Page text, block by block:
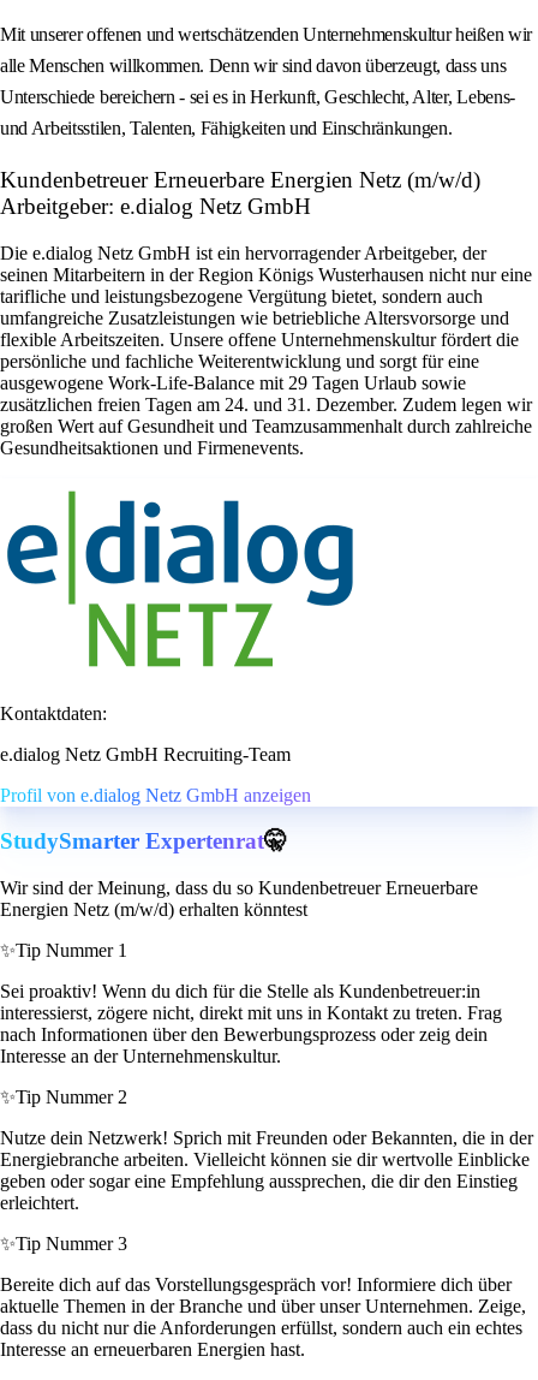
Mit unserer offenen und wertschätzenden Unternehmenskultur heißen wir
alle Menschen willkommen. Denn wir sind davon überzeugt, dass uns
Unterschiede bereichern - sei es in Herkunft, Geschlecht, Alter, Lebens-
und Arbeitsstilen, Talenten, Fähigkeiten und Einschränkungen.
Kundenbetreuer Erneuerbare Energien Netz (m/w/d)
Arbeitgeber: e.dialog Netz GmbH
Die e.dialog Netz GmbH ist ein hervorragender Arbeitgeber, der
seinen Mitarbeitern in der Region Königs Wusterhausen nicht nur eine
tarifliche und leistungsbezogene Vergütung bietet, sondern auch
umfangreiche Zusatzleistungen wie betriebliche Altersvorsorge und
flexible Arbeitszeiten. Unsere offene Unternehmenskultur fördert die
persönliche und fachliche Weiterentwicklung und sorgt für eine
ausgewogene Work-Life-Balance mit 29 Tagen Urlaub sowie
zusätzlichen freien Tagen am 24. und 31. Dezember. Zudem legen wir
großen Wert auf Gesundheit und Teamzusammenhalt durch zahlreiche
Gesundheitsaktionen und Firmenevents.
Kontaktdaten:
e.dialog Netz GmbH Recruiting-Team
Profil von e.dialog Netz GmbH anzeigen
StudySmarter Expertenrat🤫
Wir sind der Meinung, dass du so Kundenbetreuer Erneuerbare
Energien Netz (m/w/d) erhalten könntest
✨Tip Nummer 1
Sei proaktiv! Wenn du dich für die Stelle als Kundenbetreuer:in
interessierst, zögere nicht, direkt mit uns in Kontakt zu treten. Frag
nach Informationen über den Bewerbungsprozess oder zeig dein
Interesse an der Unternehmenskultur.
✨Tip Nummer 2
Nutze dein Netzwerk! Sprich mit Freunden oder Bekannten, die in der
Energiebranche arbeiten. Vielleicht können sie dir wertvolle Einblicke
geben oder sogar eine Empfehlung aussprechen, die dir den Einstieg
erleichtert.
✨Tip Nummer 3
Bereite dich auf das Vorstellungsgespräch vor! Informiere dich über
aktuelle Themen in der Branche und über unser Unternehmen. Zeige,
dass du nicht nur die Anforderungen erfüllst, sondern auch ein echtes
Interesse an erneuerbaren Energien hast.